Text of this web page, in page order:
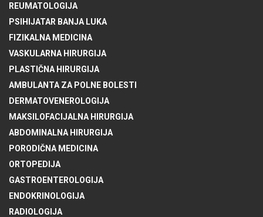
REUMATOLOGIJA
PSIHIJATAR BANJA LUKA
FIZIKALNA MEDICINA
VASKULARNA HIRURGIJA
PLASTIČNA HIRURGIJA
AMBULANTA ZA POLNE BOLESTI
DERMATOVENEROLOGIJA
MAKSILOFACIJALNA HIRURGIJA
ABDOMINALNA HIRURGIJA
PORODIČNA MEDICINA
ORTOPEDIJA
GASTROENTEROLOGIJA
ENDOKRINOLOGIJA
RADIOLOGIJA